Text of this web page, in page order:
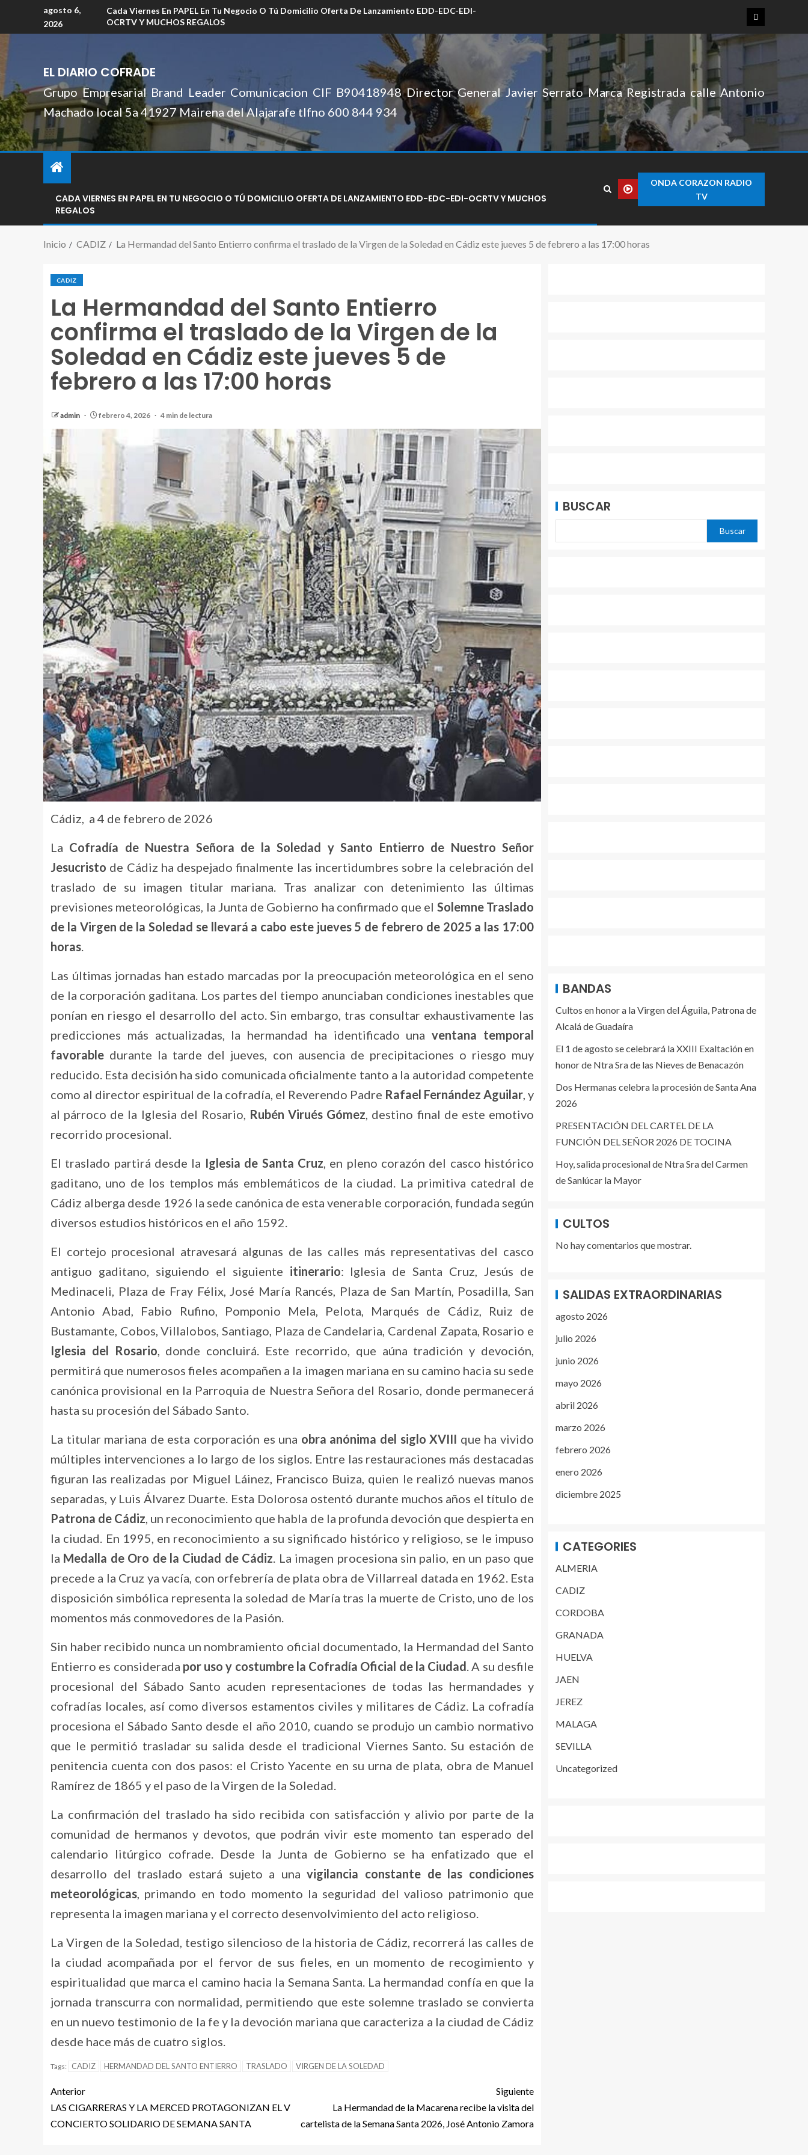
agosto 6,
2026
Cada Viernes En PAPEL En Tu Negocio O Tú Domicilio Oferta De Lanzamiento EDD-EDC-EDI-
OCRTV Y MUCHOS REGALOS
EL DIARIO COFRADE
Grupo Empresarial Brand Leader Comunicacion CIF B90418948 Director General Javier Serrato Marca Registrada calle Antonio
Machado local 5a 41927 Mairena del Alajarafe tlfno 600 844 934
CADA VIERNES EN PAPEL EN TU NEGOCIO O TÚ DOMICILIO OFERTA DE LANZAMIENTO EDD-EDC-EDI-OCRTV Y MUCHOS
REGALOS
ONDA CORAZON RADIO
TV
Inicio CADIZ La Hermandad del Santo Entierro confirma el traslado de la Virgen de la Soledad en Cádiz este jueves 5 de febrero a las 17:00 horas
CADIZ
La Hermandad del Santo Entierro
confirma el traslado de la Virgen de la
Soledad en Cádiz este jueves 5 de
febrero a las 17:00 horas
admin febrero 4, 2026 4 min de lectura
Cádiz, a 4 de febrero de 2026
La Cofradía de Nuestra Señora de la Soledad y Santo Entierro de Nuestro Señor
Jesucristo de Cádiz ha despejado finalmente las incertidumbres sobre la celebración del
traslado de su imagen titular mariana. Tras analizar con detenimiento las últimas
previsiones meteorológicas, la Junta de Gobierno ha confirmado que el Solemne Traslado
de la Virgen de la Soledad se llevará a cabo este jueves 5 de febrero de 2025 a las 17:00
horas.
Las últimas jornadas han estado marcadas por la preocupación meteorológica en el seno
de la corporación gaditana. Los partes del tiempo anunciaban condiciones inestables que
ponían en riesgo el desarrollo del acto. Sin embargo, tras consultar exhaustivamente las
predicciones más actualizadas, la hermandad ha identificado unaventana temporal
favorable durante la tarde del jueves, con ausencia de precipitaciones o riesgo muy
reducido. Esta decisión ha sido comunicada oficialmente tanto a la autoridad competente
como al director espiritual de la cofradía, el Reverendo Padre Rafael Fernández Aguilar, y
al párroco de la Iglesia del Rosario, Rubén Virués Gómez, destino final de este emotivo
recorrido procesional.
El traslado partirá desde la Iglesia de Santa Cruz, en pleno corazón del casco histórico
gaditano, uno de los templos más emblemáticos de la ciudad. La primitiva catedral de
Cádiz alberga desde 1926 la sede canónica de esta venerable corporación, fundada según
diversos estudios históricos en el año 1592.
El cortejo procesional atravesará algunas de las calles más representativas del casco
antiguo gaditano, siguiendo el siguiente itinerario: Iglesia de Santa Cruz, Jesús de
Medinaceli, Plaza de Fray Félix, José María Rancés, Plaza de San Martín, Posadilla, San
Antonio Abad, Fabio Rufino, Pomponio Mela, Pelota, Marqués de Cádiz, Ruiz de
Bustamante, Cobos, Villalobos, Santiago, Plaza de Candelaria, Cardenal Zapata, Rosario e
Iglesia del Rosario, donde concluirá. Este recorrido, que aúna tradición y devoción,
permitirá que numerosos fieles acompañen a la imagen mariana en su camino hacia su sede
canónica provisional en la Parroquia de Nuestra Señora del Rosario, donde permanecerá
hasta su procesión del Sábado Santo.
La titular mariana de esta corporación es una obra anónima del siglo XVIII que ha vivido
múltiples intervenciones a lo largo de los siglos. Entre las restauraciones más destacadas
figuran las realizadas por Miguel Láinez, Francisco Buiza, quien le realizó nuevas manos
separadas, y Luis Álvarez Duarte. Esta Dolorosa ostentó durante muchos años el título de
Patrona de Cádiz, un reconocimiento que habla de la profunda devoción que despierta en
la ciudad. En 1995, en reconocimiento a su significado histórico y religioso, se le impuso
la Medalla de Oro de la Ciudad de Cádiz. La imagen procesiona sin palio, en un paso que
precede a la Cruz ya vacía, con orfebrería de plata obra de Villarreal datada en 1962. Esta
disposición simbólica representa la soledad de María tras la muerte de Cristo, uno de los
momentos más conmovedores de la Pasión.
Sin haber recibido nunca un nombramiento oficial documentado, la Hermandad del Santo
Entierro es considerada por uso y costumbre la Cofradía Oficial de la Ciudad. A su desfile
procesional del Sábado Santo acuden representaciones de todas las hermandades y
cofradías locales, así como diversos estamentos civiles y militares de Cádiz. La cofradía
procesiona el Sábado Santo desde el año 2010, cuando se produjo un cambio normativo
que le permitió trasladar su salida desde el tradicional Viernes Santo. Su estación de
penitencia cuenta con dos pasos: el Cristo Yacente en su urna de plata, obra de Manuel
Ramírez de 1865 y el paso de la Virgen de la Soledad.
La confirmación del traslado ha sido recibida con satisfacción y alivio por parte de la
comunidad de hermanos y devotos, que podrán vivir este momento tan esperado del
calendario litúrgico cofrade. Desde la Junta de Gobierno se ha enfatizado que el
desarrollo del traslado estará sujeto a unavigilancia constante de las condiciones
meteorológicas, primando en todo momento la seguridad del valioso patrimonio que
representa la imagen mariana y el correcto desenvolvimiento del acto religioso.
La Virgen de la Soledad, testigo silencioso de la historia de Cádiz, recorrerá las calles de
la ciudad acompañada por el fervor de sus fieles, en un momento de recogimiento y
espiritualidad que marca el camino hacia la Semana Santa. La hermandad confía en que la
jornada transcurra con normalidad, permitiendo que este solemne traslado se convierta
en un nuevo testimonio de la fe y la devoción mariana que caracteriza a la ciudad de Cádiz
desde hace más de cuatro siglos.
Tags: CADIZ HERMANDAD DEL SANTO ENTIERRO TRASLADO VIRGEN DE LA SOLEDAD
Anterior
LAS CIGARRERAS Y LA MERCED PROTAGONIZAN EL V
CONCIERTO SOLIDARIO DE SEMANA SANTA
Siguiente
La Hermandad de la Macarena recibe la visita del
cartelista de la Semana Santa 2026, José Antonio Zamora
BUSCAR
Buscar
BANDAS
Cultos en honor a la Virgen del Águila, Patrona de
Alcalá de Guadaíra
El 1 de agosto se celebrará la XXIII Exaltación en
honor de Ntra Sra de las Nieves de Benacazón
Dos Hermanas celebra la procesión de Santa Ana
2026
PRESENTACIÓN DEL CARTEL DE LA
FUNCIÓN DEL SEÑOR 2026 DE TOCINA
Hoy, salida procesional de Ntra Sra del Carmen
de Sanlúcar la Mayor
CULTOS
No hay comentarios que mostrar.
SALIDAS EXTRAORDINARIAS
agosto 2026
julio 2026
junio 2026
mayo 2026
abril 2026
marzo 2026
febrero 2026
enero 2026
diciembre 2025
CATEGORIES
ALMERIA
CADIZ
CORDOBA
GRANADA
HUELVA
JAEN
JEREZ
MALAGA
SEVILLA
Uncategorized